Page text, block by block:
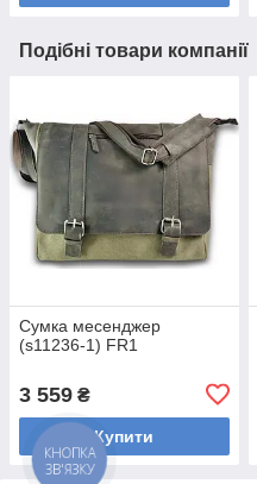
Подібні товари компанії
Сумка месенджер
(s11236-1) FR1
3 559 ₴
Купити
КНОПКА
ЗВ'ЯЗКУ